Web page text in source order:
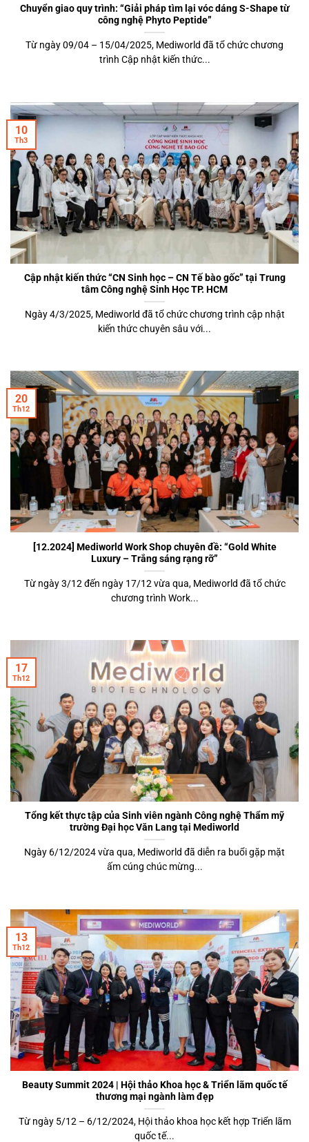
Chuyển giao quy trình: “Giải pháp tìm lại vóc dáng S-Shape từ
công nghệ Phyto Peptide”
Từ ngày 09/04 – 15/04/2025, Mediworld đã tổ chức chương
trình Cập nhật kiến thức...
Cập nhật kiến thức “CN Sinh học – CN Tế bào gốc” tại Trung
tâm Công nghệ Sinh Học TP. HCM
Ngày 4/3/2025, Mediworld đã tổ chức chương trình cập nhật
kiến thức chuyên sâu với...
10
Th3
[12.2024] Mediworld Work Shop chuyên đề: “Gold White
Luxury – Trắng sáng rạng rỡ”
Từ ngày 3/12 đến ngày 17/12 vừa qua, Mediworld đã tổ chức
chương trình Work...
20
Th12
Tổng kết thực tập của Sinh viên ngành Công nghệ Thẩm mỹ
trường Đại học Văn Lang tại Mediworld
Ngày 6/12/2024 vừa qua, Mediworld đã diễn ra buổi gặp mặt
ấm cúng chúc mừng...
17
Th12
Beauty Summit 2024 | Hội thảo Khoa học & Triển lãm quốc tế
thương mại ngành làm đẹp
Từ ngày 5/12 – 6/12/2024, Hội thảo khoa học kết hợp Triển lãm
quốc tế...
13
Th12